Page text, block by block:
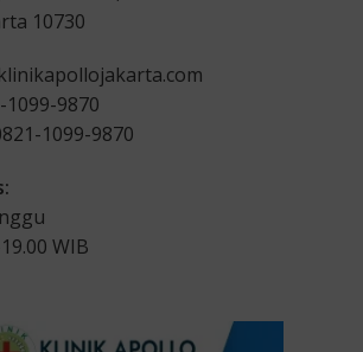
10730
1099-9870
1099-9870
WIB